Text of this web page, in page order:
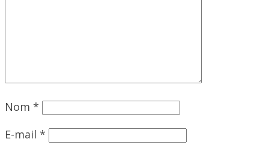
Nom *
E-mail *